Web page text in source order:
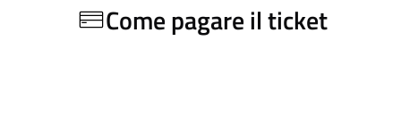
Come pagare il ticket